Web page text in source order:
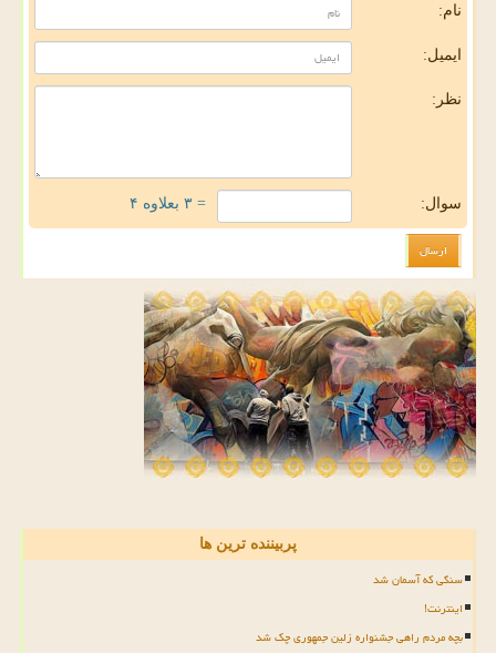
نام:
ایمیل:
نظر:
سوال: = ۳ بعلاوه ۴
پربیننده ترین ها
سنگی که آسمان شد
اینترنت!
بچه مردم راهی جشنواره زلین جمهوری چک شد